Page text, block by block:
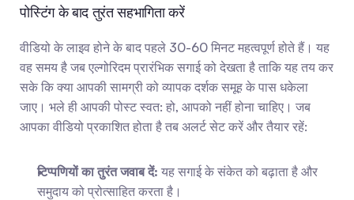
पोस्टिंग के बाद तुरंत सहभागिता करें
वीडियो के लाइव होने के बाद पहले 30-60 मिनट महत्वपूर्ण होते हैं। यह
वह समय है जब एल्गोरिदम प्रारंभिक सगाई को देखता है ताकि यह तय कर
सके कि क्या आपकी सामग्री को व्यापक दर्शक समूह के पास धकेला
जाए। भले ही आपकी पोस्ट स्वत: हो, आपको नहीं होना चाहिए। जब
आपका वीडियो प्रकाशित होता है तब अलर्ट सेट करें और तैयार रहें:
टिप्पणियों का तुरंत जवाब दें: यह सगाई के संकेत को बढ़ाता है और
समुदाय को प्रोत्साहित करता है।